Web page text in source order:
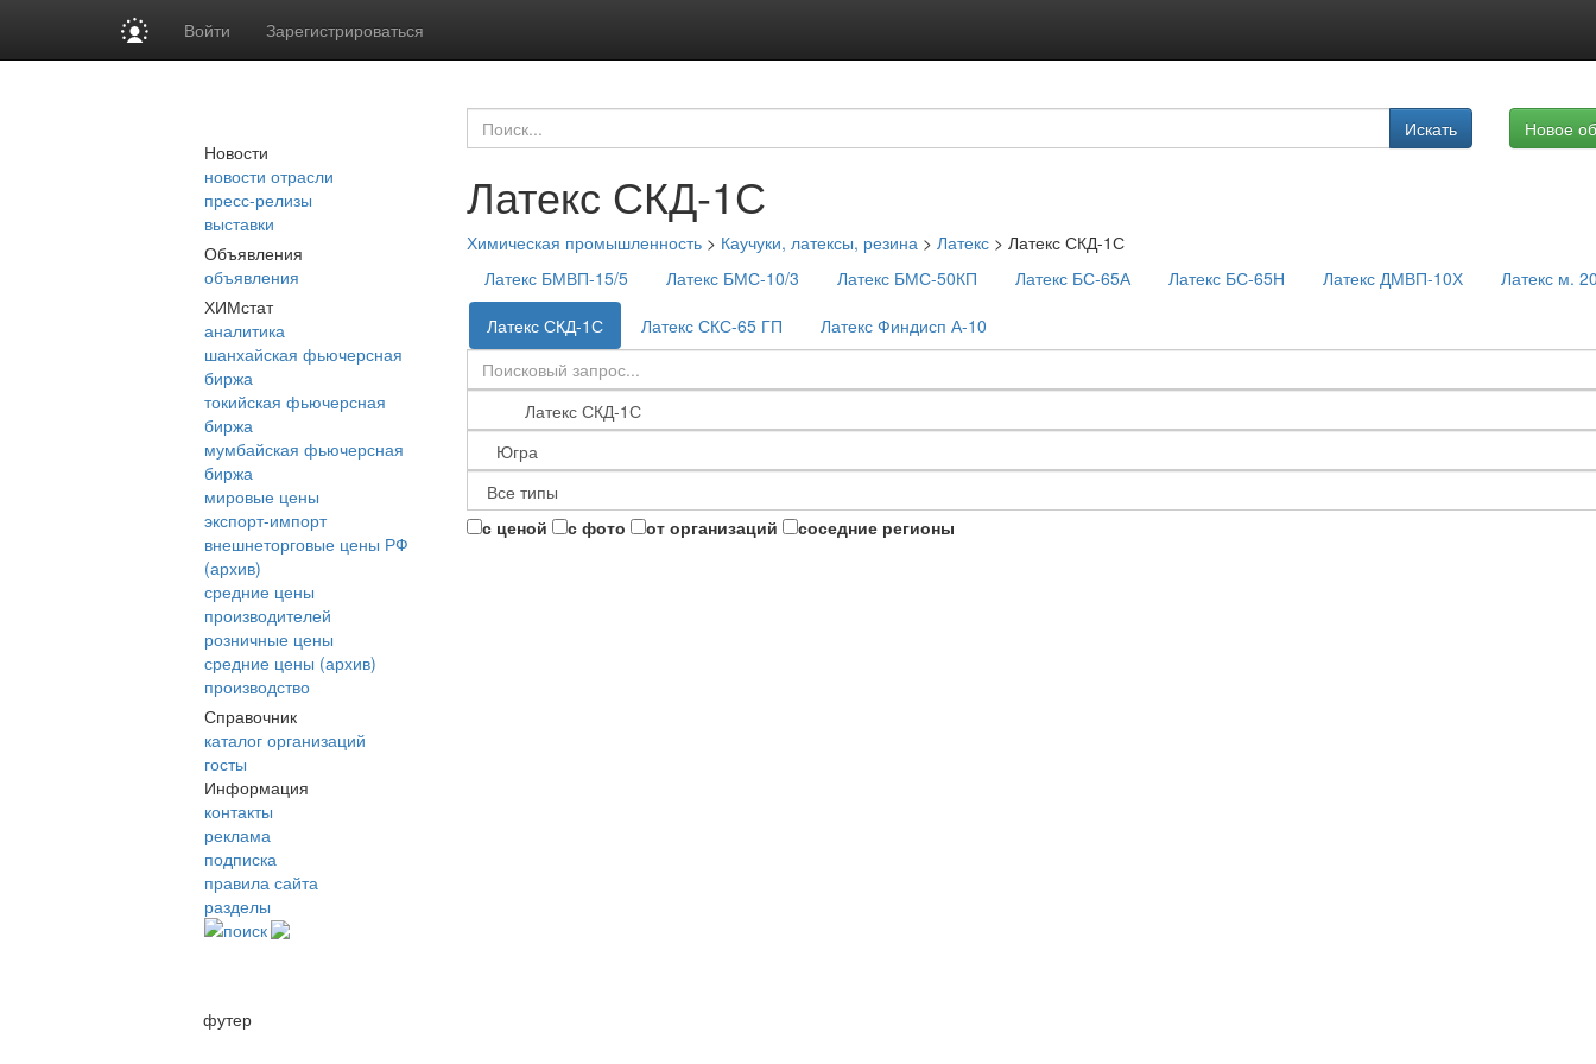
Войти Зарегистрироваться
Новости
новости отрасли
пресс-релизы
выставки
Объявления
объявления
ХИМстат
аналитика
шанхайская фьючерсная
биржа
токийская фьючерсная
биржа
мумбайская фьючерсная
биржа
мировые цены
экспорт-импорт
внешнеторговые цены РФ
(архив)
средние цены
производителей
розничные цены
средние цены (архив)
производство
Справочник
каталог организаций
госты
Информация
контакты
реклама
подписка
правила сайта
разделы
поиск
Искать Новое
Латекс СКД-1С
Химическая промышленность > Каучуки, латексы, резина > Латекс > Латекс СКД-1С
Латекс БМВП-15/5
Латекс БМС-10/3 Латекс БМС-50КП Латекс БС-65А Латекс БС-65Н Латекс ДМВП-10Х
Латекс м.
Латекс СКД-1С
Латекс СКС-65 ГП Латекс Финдисп А-10
с ценой с фото от организаций соседние регионы
футер